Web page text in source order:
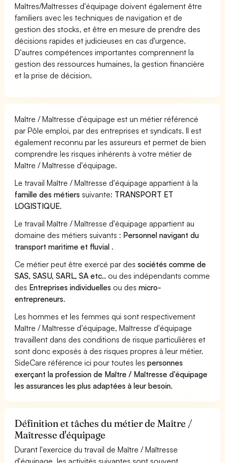
Maîtres/Maîtresses d'équipage doivent également être
familiers avec les techniques de navigation et de
gestion des stocks, et être en mesure de prendre des
décisions rapides et judicieuses en cas d'urgence.
D'autres compétences importantes comprennent la
gestion des ressources humaines, la gestion financière
et la prise de décision.
Maître / Maîtresse d'équipage est un métier référencé
par Pôle emploi, par des entreprises et syndicats. Il est
également reconnu par les assureurs et permet de bien
comprendre les risques inhérents à votre métier de
Maître / Maîtresse d'équipage.
Le travail Maître / Maîtresse d'équipage appartient à la
famille des métiers suivante: TRANSPORT ET
LOGISTIQUE.
Le travail Maître / Maîtresse d'équipage appartient au
domaine des métiers suivants : Personnel navigant du
transport maritime et fluvial .
Ce métier peut être exercé par dessociétés comme de
SAS, SASU, SARL, SA etc.. ou des indépendants comme
des Entreprises individuelles ou desmicro-
entrepreneurs.
Les hommes et les femmes qui sont respectivement
Maître / Maîtresse d'équipage, Maîtresse d'équipage
travaillent dans des conditions de risque particulières et
sont donc exposés à des risques propres à leur métier.
SideCare référence ici pour toutes lespersonnes
exerçant la profession de Maître / Maîtresse d'équipage
les assurances les plus adaptées à leur besoin.
Définition et tâches du métier de Maître /
Maîtresse d'équipage
Durant l'exercice du travail de Maître / Maîtresse
d'équipage, les activités suivantes sont souvent